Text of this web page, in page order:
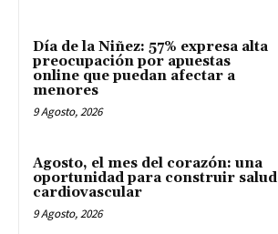
Día de la Niñez: 57% expresa alta
preocupación por apuestas
online que puedan afectar a
menores
9 Agosto, 2026
Agosto, el mes del corazón: una
oportunidad para construir salud
cardiovascular
9 Agosto, 2026